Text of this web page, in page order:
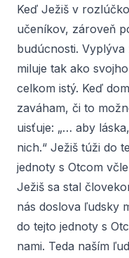
Keď Ježiš v
učeníkov, zároveň
budúcnosti. Vyplýva
miluje tak ako
celkom istý. Keď
zaváham, či to
uisťuje: „… aby
nich.“ Ježiš túži do
jednoty s Otcom
Ježiš sa stal
nás doslova ľudsky
do tejto jednoty s
nami. Teda naším